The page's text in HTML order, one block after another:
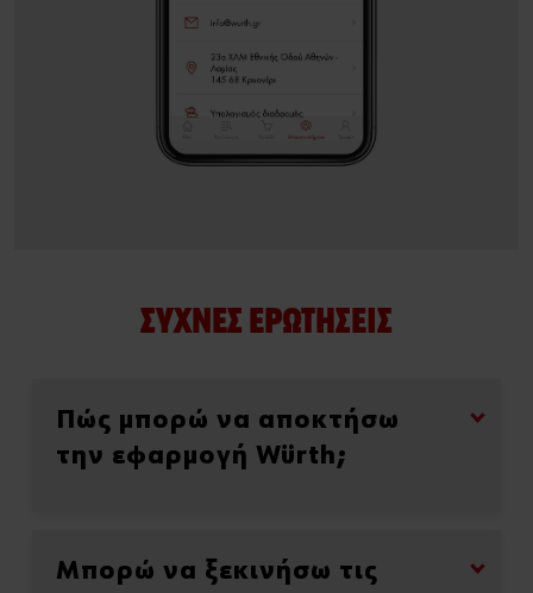
ΣΥΧΝΈΣ ΕΡΩΤΉΣΕΙΣ
Πώς μπορώ να αποκτήσω
την εφαρμογή Würth;
Μπορώ να ξεκινήσω τις